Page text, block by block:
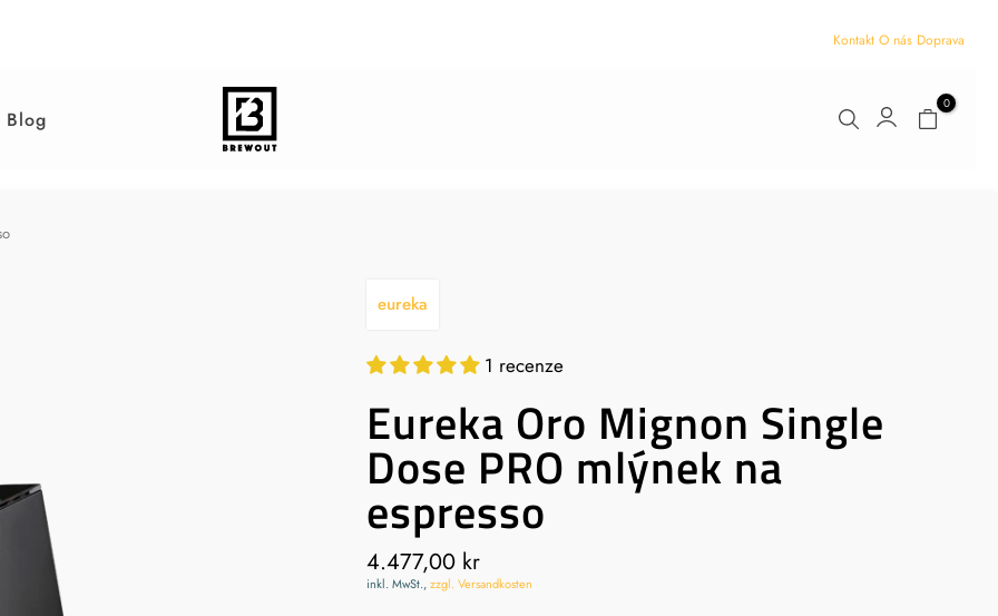
Kontakt O nás Doprava
Blog
0
eureka
1 recenze
Eureka Oro Mignon Single
Dose PRO mlýnek na
espresso
4.477,00 kr
inkl. MwSt.,zzgl. Versandkosten